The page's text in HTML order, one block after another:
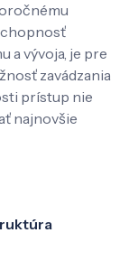
a vývoja, je pre
zavádzania
prístup nie
najnovšie